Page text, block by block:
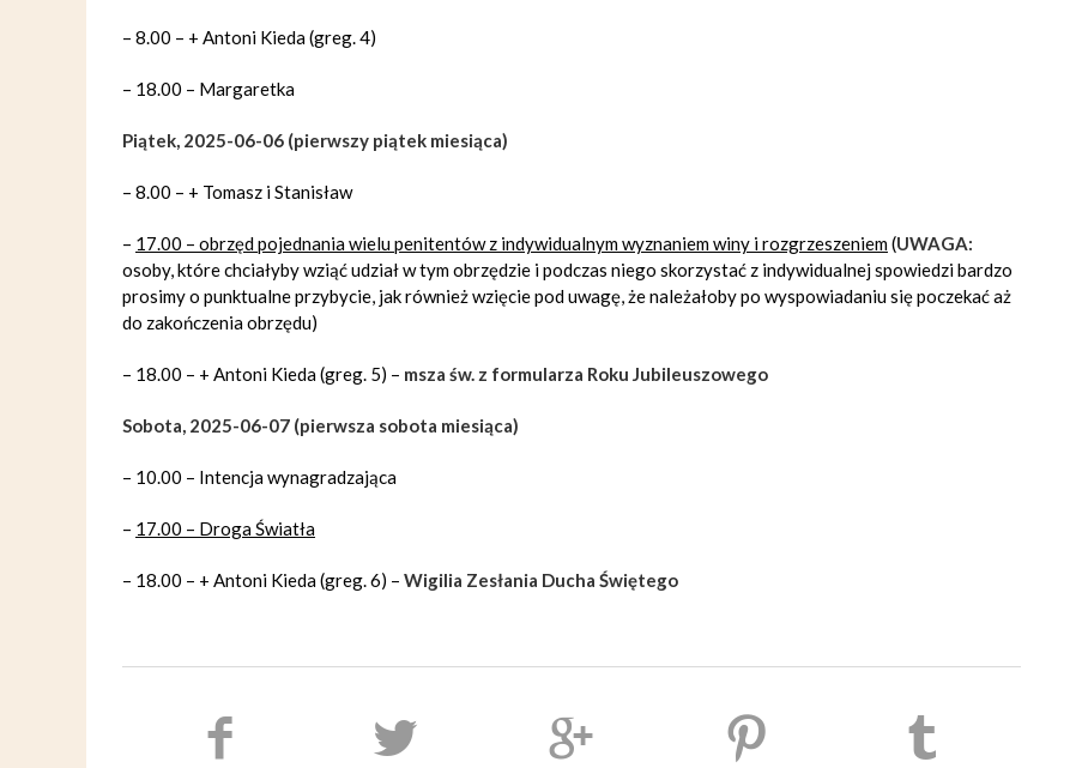
– 8.00 – + Antoni Kieda (greg. 4)
– 18.00 – Margaretka
Piątek, 2025-06-06 (pierwszy piątek miesiąca)
– 8.00 – + Tomasz i Stanisław
– 17.00 – obrzęd pojednania wielu penitentów z indywidualnym wyznaniem winy i rozgrzeszeniem(UWAGA:
osoby, które chciałyby wziąć udział w tym obrzędzie i podczas niego skorzystać z indywidualnej spowiedzi bardzo
prosimy o punktualne przybycie, jak również wzięcie pod uwagę, że należałoby po wyspowiadaniu się poczekać aż
do zakończenia obrzędu)
– 18.00 – + Antoni Kieda (greg. 5) – msza św. z formularza Roku Jubileuszowego
Sobota, 2025-06-07 (pierwsza sobota miesiąca)
– 10.00 – Intencja wynagradzająca
– 17.00 – Droga Światła
– 18.00 – + Antoni Kieda (greg. 6) – Wigilia Zesłania Ducha Świętego